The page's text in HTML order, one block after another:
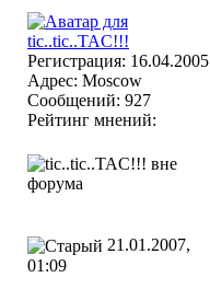
Регистрация: 16.04.2005
Адрес: Moscow
Сообщений: 927
Рейтинг мнений:
21.01.2007,
01:09